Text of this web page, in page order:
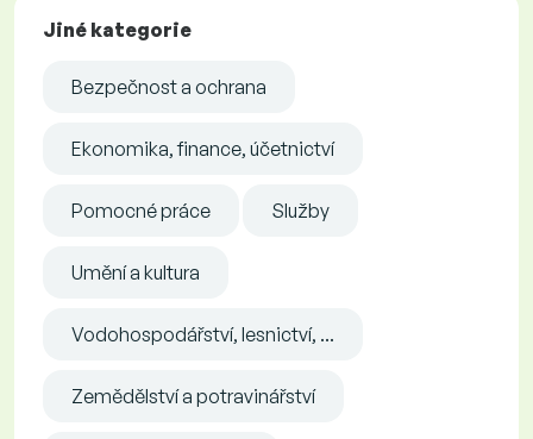
Jiné kategorie
Bezpečnost a ochrana
Ekonomika, finance, účetnictví
Pomocné práce Služby
Umění a kultura
Vodohospodářství, lesnictví, ...
Zemědělství a potravinářství